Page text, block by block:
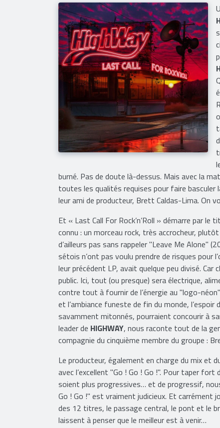
burné. Pas de doute là-dessus. Mais avec la
toutes les qualités requises pour faire basculer
Et « Last Call For Rock’n’Roll » démarre par le
connu : un morceau rock, très accrocheur,
d’ailleurs pas sans rappeler "Leave Me Alone"
sétois n’ont pas voulu prendre de risques pour
leur précédent LP, avait quelque peu divisé. Car
public. Ici, tout (ou presque) sera électrique,
contre tout à fournir de l’énergie au "logo-
et l’ambiance funeste de fin du monde,
savamment mitonnés, pourraient concourir à
leader deHIGHWAY, nous raconte tout de la
Le producteur, également en charge du mix et
avec l’excellent "Go ! Go ! Go !". Pour taper
soient plus progressives… et de progressif,
Go ! Go !" est vraiment judicieux. Et carrément
des 12 titres, le passage central, le pont et le